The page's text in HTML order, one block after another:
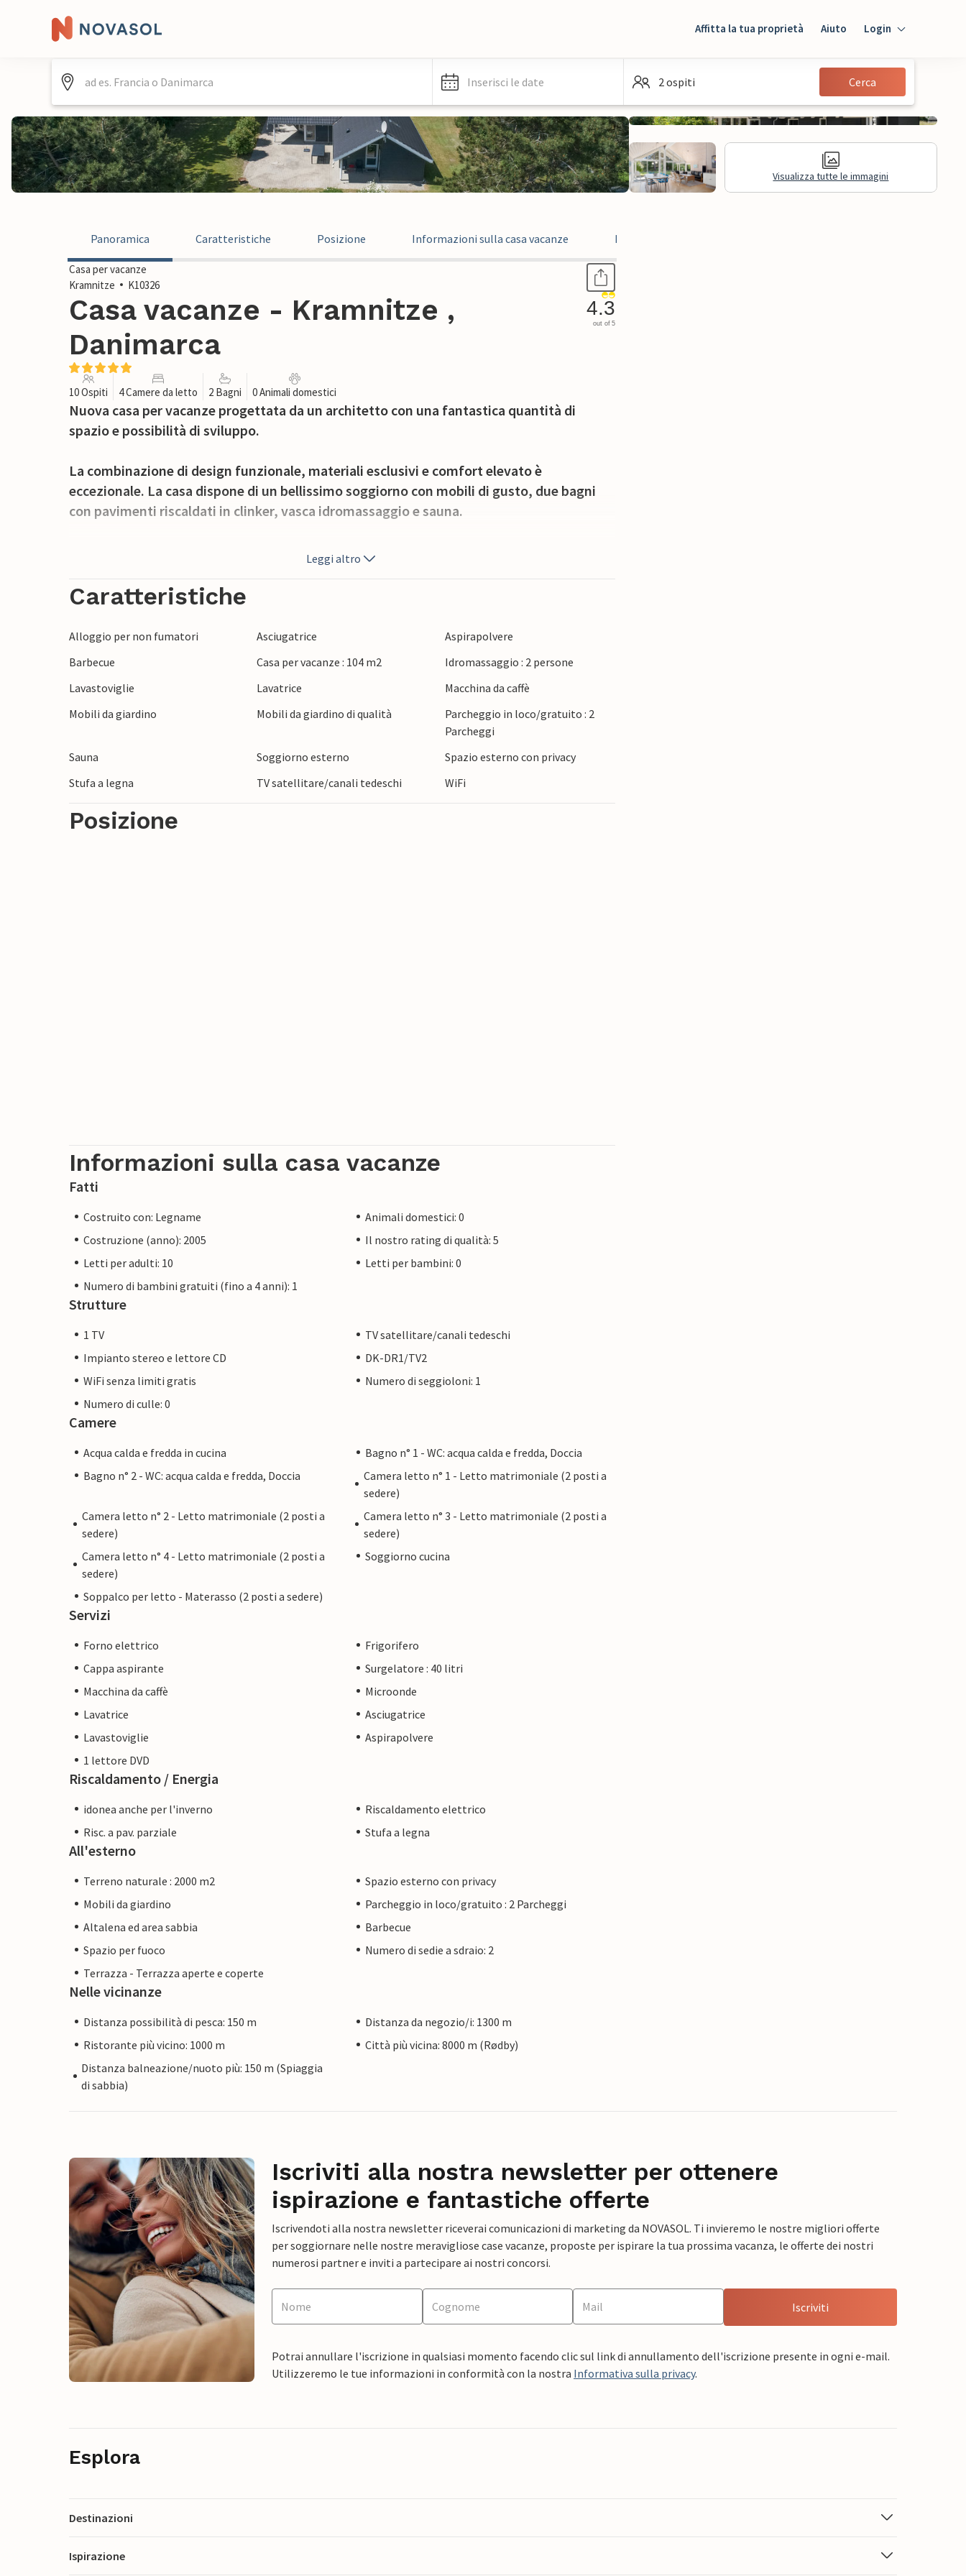
Affitta la tua proprietà Aiuto Login
Ospiti
Inserisci le date 2 ospiti Cerca
Visualizza tutte le immagini
Panoramica Caratteristiche Posizione Informazioni sulla casa vacanze Recensioni
Casa per vacanze
Kramnitze
K10326
Casa vacanze - Kramnitze ,
Danimarca
4.3
out of 5
10 Ospiti 4 Camere da letto 2 Bagni 0 Animali domestici
Nuova casa per vacanze progettata da un architetto con una fantastica quantità di
spazio e possibilità di sviluppo.
La combinazione di design funzionale, materiali esclusivi e comfort elevato è
eccezionale. La casa dispone di un bellissimo soggiorno con mobili di gusto, due bagni
con pavimenti riscaldati in clinker, vasca idromassaggio e sauna.
All'esterno, i 2000 m² di proprietà indisturbata offrono una splendida vista sulla diga e
sulla natura circostante. Visitate il parco acquatico Lalandia Aquadome o il Knuthenborg
Safari Park. Gli amanti della pesca hanno buone possibilità di pescare dalla costa.
Leggi altro
Caratteristiche
Alloggio per non fumatori Asciugatrice
Aspirapolvere
Barbecue
Casa per vacanze : 104 m2
Idromassaggio : 2 persone
Lavastoviglie
Lavatrice
Macchina da caffè
Mobili da giardino
Mobili da giardino di qualità
Parcheggio in loco/gratuito : 2
Parcheggi
Sauna
Soggiorno esterno
Spazio esterno con privacy
Stufa a legna
TV satellitare/canali tedeschi WiFi
Posizione
Informazioni sulla casa vacanze
Fatti
Costruito con: Legname
Animali domestici: 0
Costruzione (anno): 2005
Il nostro rating di qualità: 5
Letti per adulti: 10
Letti per bambini: 0
Numero di bambini gratuiti (fino a 4 anni): 1
Strutture
1 TV
TV satellitare/canali tedeschi
Impianto stereo e lettore CD
DK-DR1/TV2
WiFi senza limiti gratis
Numero di seggioloni: 1
Numero di culle: 0
Camere
Acqua calda e fredda in cucina
Bagno n° 1 - WC: acqua calda e fredda, Doccia
Bagno n° 2 - WC: acqua calda e fredda, Doccia
Camera letto n° 1 - Letto matrimoniale (2 posti a
sedere)
Camera letto n° 2 - Letto matrimoniale (2 posti a
sedere)
Camera letto n° 3 - Letto matrimoniale (2 posti a
sedere)
Camera letto n° 4 - Letto matrimoniale (2 posti a
sedere)
Soggiorno cucina
Soppalco per letto - Materasso (2 posti a sedere)
Servizi
Forno elettrico
Frigorifero
Cappa aspirante
Surgelatore : 40 litri
Macchina da caffè
Microonde
Lavatrice
Asciugatrice
Lavastoviglie
Aspirapolvere
1 lettore DVD
Riscaldamento / Energia
idonea anche per l'inverno
Riscaldamento elettrico
Risc. a pav. parziale
Stufa a legna
All'esterno
Terreno naturale : 2000 m2
Spazio esterno con privacy
Mobili da giardino
Parcheggio in loco/gratuito : 2 Parcheggi
Altalena ed area sabbia
Barbecue
Spazio per fuoco
Numero di sedie a sdraio: 2
Terrazza - Terrazza aperte e coperte
Nelle vicinanze
Distanza possibilità di pesca: 150 m
Distanza da negozio/i: 1300 m
Ristorante più vicino: 1000 m
Città più vicina: 8000 m (Rødby)
Distanza balneazione/nuoto più: 150 m (Spiaggia
di sabbia)
Iscriviti alla nostra newsletter per ottenere
ispirazione e fantastiche offerte
Iscrivendoti alla nostra newsletter riceverai comunicazioni di marketing da NOVASOL. Ti invieremo le nostre migliori offerte
per soggiornare nelle nostre meravigliose case vacanze, proposte per ispirare la tua prossima vacanza, le offerte dei nostri
numerosi partner e inviti a partecipare ai nostri concorsi.
Iscriviti
Potrai annullare l'iscrizione in qualsiasi momento facendo clic sul link di annullamento dell'iscrizione presente in ogni e-mail.
Utilizzeremo le tue informazioni in conformità con la nostra Informativa sulla privacy.
Esplora
Destinazioni
Ispirazione